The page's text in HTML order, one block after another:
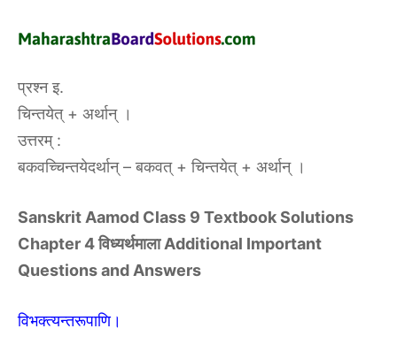
प्रश्न इ.
चिन्तयेत् + अर्थान् ।
उत्तरम् :
बकवच्चिन्तयेदर्थान् – बकवत् + चिन्तयेत् + अर्थान् ।
Sanskrit Aamod Class 9 Textbook Solutions
Chapter 4 विध्यर्थमाला Additional Important
Questions and Answers
विभक्त्यन्तरूपाणि।